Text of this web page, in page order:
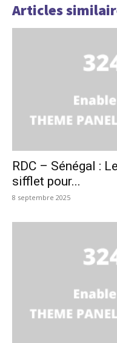
Articles
RDC – Sénégal :
sifflet pour...
8 septembre 2025